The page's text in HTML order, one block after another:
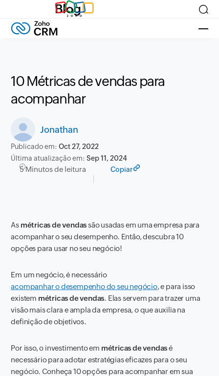
Blog
10 Métricas de vendas para
acompanhar
Jonathan
Publicado em:Oct 27, 2022
Última atualização em:Sep 11, 2024
5 Minutos de leitura Copiar
As métricas de vendassão usadas em uma empresa para
acompanhar o seu desempenho. Então, descubra 10
opções para usar no seu negócio!
Em um negócio, é necessário
acompanhar o desempenho do seu negócio, e para isso
existem métricas de vendas. Elas servem para trazer uma
visão mais clara e ampla da empresa, o que auxilia na
definição de objetivos.
Por isso, o investimento em métricas de vendasé
necessário para adotar estratégias eficazes para o seu
negócio. Conheça 10 opções para acompanhar em sua